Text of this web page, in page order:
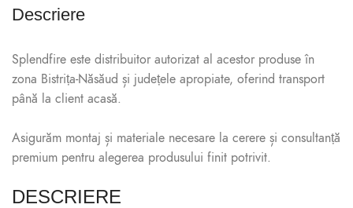
Descriere
Splendfire este distribuitor autorizat al acestor produse în
zona Bistrița-Năsăud și județele apropiate, oferind transport
până la client acasă.
Asigurăm montaj și materiale necesare la cerere și consultanță
premium pentru alegerea produsului finit potrivit.
DESCRIERE